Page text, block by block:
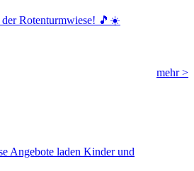
der Rotenturmwiese! 🎵☀️
mehr >
Angebote laden Kinder und